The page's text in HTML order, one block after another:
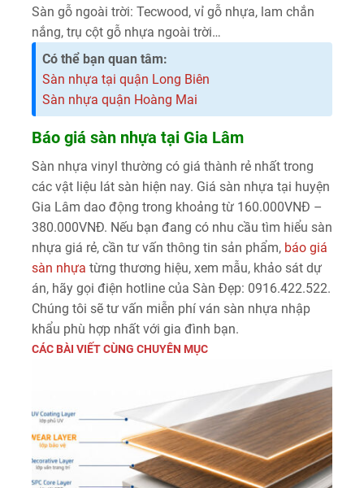
Sàn gỗ ngoài trời: Tecwood, vỉ gỗ nhựa, lam chắn
nắng, trụ cột gỗ nhựa ngoài trời…
Có thể bạn quan tâm:
Sàn nhựa tại quận Long Biên
Sàn nhựa quận Hoàng Mai
Báo giá sàn nhựa tại Gia Lâm
Sàn nhựa vinyl thường có giá thành rẻ nhất trong
các vật liệu lát sàn hiện nay. Giá sàn nhựa tại huyện
Gia Lâm dao động trong khoảng từ 160.000VNĐ –
380.000VNĐ. Nếu bạn đang có nhu cầu tìm hiểu sàn
nhựa giá rẻ, cần tư vấn thông tin sản phẩm, báo giá
sàn nhựa từng thương hiệu, xem mẫu, khảo sát dự
án, hãy gọi điện hotline của Sàn Đẹp: 0916.422.522.
Chúng tôi sẽ tư vấn miễn phí ván sàn nhựa nhập
khẩu phù hợp nhất với gia đình bạn.
CÁC BÀI VIẾT CÙNG CHUYÊN MỤC